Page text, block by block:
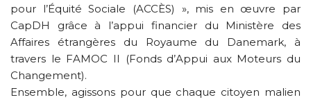
pour l’Équité Sociale (ACCÈS) », mis en œuvre par
CapDH grâce à l’appui financier du Ministère des
Affaires étrangères du Royaume du Danemark, à
travers le FAMOC II (Fonds d’Appui aux Moteurs du
Changement).
Ensemble, agissons pour que chaque citoyen malien